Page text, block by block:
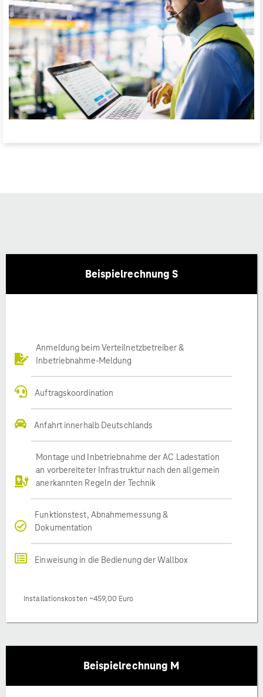
Beispielrechnung S
Anmeldung beim Verteilnetzbetreiber &
Inbetriebnahme-Meldung
Auftragskoordination
Anfahrt innerhalb Deutschlands
Montage und Inbetriebnahme der AC Ladestation
an vorbereiteter Infrastruktur nach den allgemein
anerkannten Regeln der Technik
Funktionstest, Abnahmemessung &
Dokumentation
Einweisung in die Bedienung der Wallbox
Installationskosten ~459,00 Euro
Beispielrechnung M